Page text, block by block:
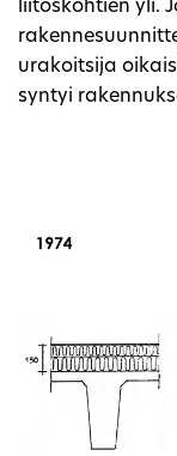
liitoskohtien yli.
urakoitsija
syntyi